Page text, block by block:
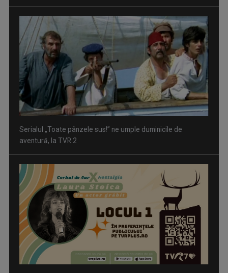
Serialul „Toate pânzele sus!” ne umple duminicile de
aventură, la TVR 2
Piesa „Un actor grăbit” a Laurei Stoica – prima în topul